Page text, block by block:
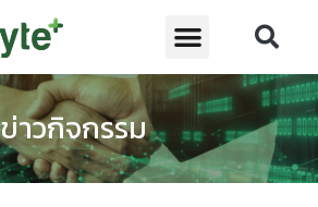
ข่าวกิจกรรม